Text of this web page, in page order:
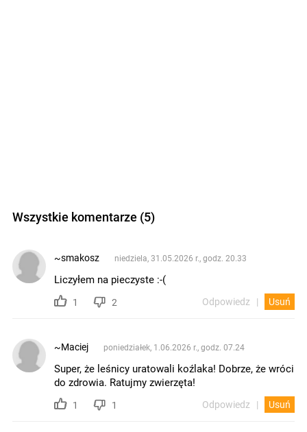
Wszystkie komentarze (5)
~smakosz niedziela, 31.05.2026 r., godz. 20.33
Liczyłem na pieczyste :-(
1 2 Odpowiedz Usuń
~Maciej poniedziałek, 1.06.2026 r., godz. 07.24
Super, że leśnicy uratowali koźlaka! Dobrze, że wróci
do zdrowia. Ratujmy zwierzęta!
1 1 Odpowiedz Usuń